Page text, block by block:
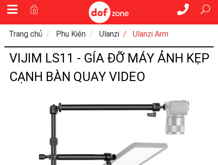
0
Trang chủ Phụ Kiện Ulanzi Ulanzi Arm
VIJIM LS11 - GÍA ĐỠ MÁY ẢNH KẸP
CẠNH BÀN QUAY VIDEO